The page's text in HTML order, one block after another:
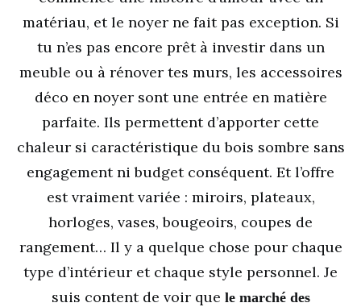
matériau, et le noyer ne fait pas exception. Si
tu n’es pas encore prêt à investir dans un
meuble ou à rénover tes murs, les accessoires
déco en noyer sont une entrée en matière
parfaite. Ils permettent d’apporter cette
chaleur si caractéristique du bois sombre sans
engagement ni budget conséquent. Et l’offre
est vraiment variée : miroirs, plateaux,
horloges, vases, bougeoirs, coupes de
rangement… Il y a quelque chose pour chaque
type d’intérieur et chaque style personnel. Je
suis content de voir que le marché des